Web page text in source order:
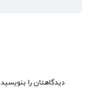
دیدگاهتان را بنویسید